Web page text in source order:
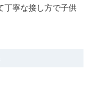
丁寧な接し方で子供